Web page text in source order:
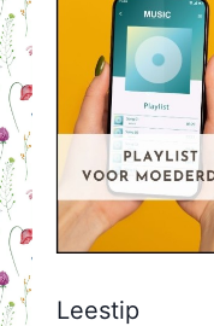
Leestip